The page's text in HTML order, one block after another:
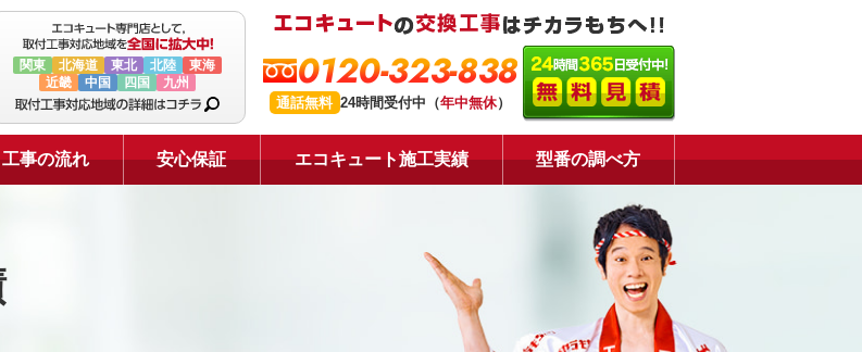
関東 北海道 東北 北陸
東海
近畿
中国 四国 九州 0120-323-838
通話無料 24時間受付中（年中無休）
工事の流れ 安心保証 エコキュート施工実績 型番の調べ方